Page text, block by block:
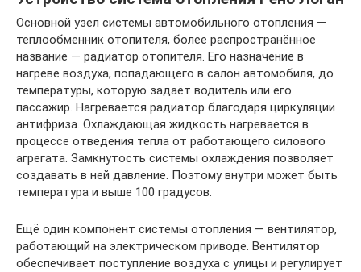
Основной узел системы автомобильного отопления —
теплообменник отопителя, более распространённое
название — радиатор отопителя. Его назначение в
нагреве воздуха, попадающего в салон автомобиля, до
температуры, которую задаёт водитель или его
пассажир. Нагревается радиатор благодаря циркуляции
антифриза. Охлаждающая жидкость нагревается в
процессе отведения тепла от работающего силового
агрегата. Замкнутость системы охлаждения позволяет
создавать в ней давление. Поэтому внутри может быть
температура и выше 100 градусов.
Ещё один компонент системы отопления — вентилятор,
работающий на электрическом приводе. Вентилятор
обеспечивает поступление воздуха с улицы и регулирует